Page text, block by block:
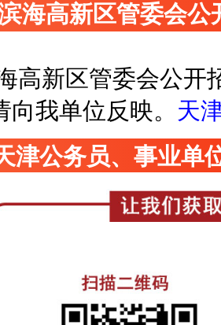
海高新区管委会
高新区管委会公开
向我单位反映。 天
津公务员、事业单